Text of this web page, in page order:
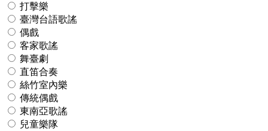
打擊樂
臺灣台語歌謠
偶戲
客家歌謠
舞臺劇
直笛合奏
絲竹室內樂
傳統偶戲
東南亞歌謠
兒童樂隊